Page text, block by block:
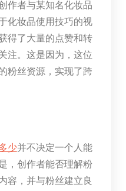
作者与某知名化妆品
化妆品使用技巧的视
得了大量的点赞和转
注。这是因为，这位
粉丝资源，实现了跨
少并不决定一个人能
，创作者能否理解粉
容，并与粉丝建立良